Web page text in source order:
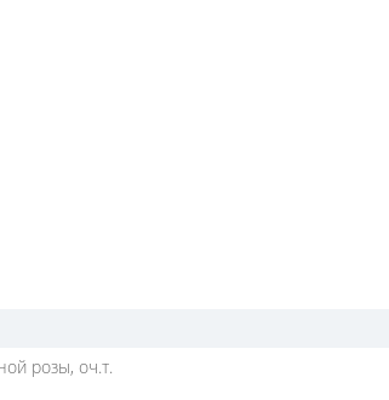
розы, оч.т.